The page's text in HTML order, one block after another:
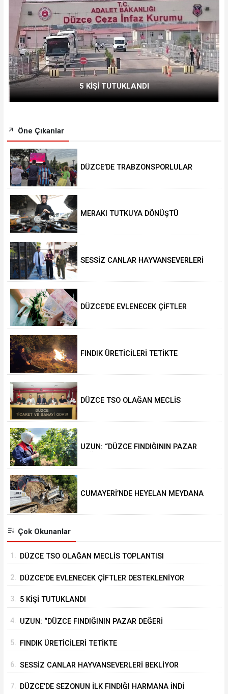
5 KİŞİ TUTUKLANDI
Öne Çıkanlar
DÜZCE’DE TRABZONSPORLULAR
MERAKI TUTKUYA DÖNÜŞTÜ
SESSİZ CANLAR HAYVANSEVERLERİ
DÜZCE’DE EVLENECEK ÇİFTLER
FINDIK ÜRETİCİLERİ TETİKTE
DÜZCE TSO OLAĞAN MECLİS
UZUN: “DÜZCE FINDIĞININ PAZAR
CUMAYERİ’NDE HEYELAN MEYDANA
Çok Okunanlar
1. DÜZCE TSO OLAĞAN MECLİS TOPLANTISI
2. DÜZCE’DE EVLENECEK ÇİFTLER DESTEKLENİYOR
3. 5 KİŞİ TUTUKLANDI
4. UZUN: “DÜZCE FINDIĞININ PAZAR DEĞERİ
5. FINDIK ÜRETİCİLERİ TETİKTE
6. SESSİZ CANLAR HAYVANSEVERLERİ BEKLİYOR
7. DÜZCE’DE SEZONUN İLK FINDIĞI HARMANA İNDİ